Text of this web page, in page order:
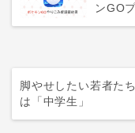
ンGO
脚やせしたい若者た
は「中学生」